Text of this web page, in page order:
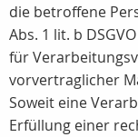
die betroffene
Abs. 1 lit. b
für
vorvertraglicher
Soweit eine
Erfüllung einer